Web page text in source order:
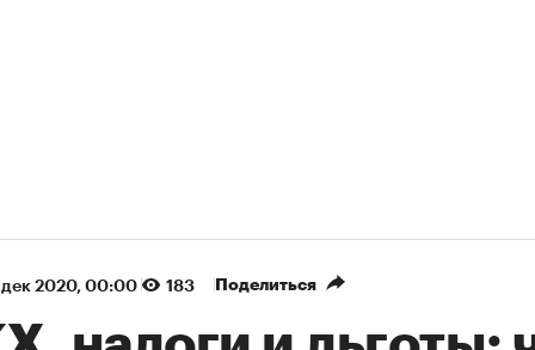
дек 2020, 00:00 183 Поделиться